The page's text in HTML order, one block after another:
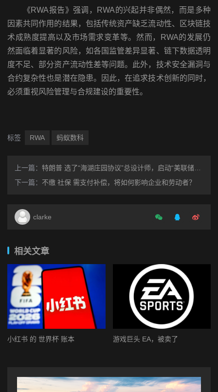
《RWA报告》强调，RWA的兴起并非偶然，而是多种
因素共同作用的结果，包括传统资产缺乏流动性、区块链技
术成熟度提高以及市场需求变革等。然而，RWA的发展仍
然面临着显著的风险，如各国监管差异显著、链下数据透明
度不足、部分资产流动性差等问题。此外，技术安全漏洞与
合约复杂性也是潜在隐患。因此，在追求技术创新的同时，
必须重视风险管理与合规建设的重要性。
标签 RWA 蚂蚁数科
上一篇： 特朗普 选了“海湖庄园协议”总设计师，启动“美联储MAGA化”？
下一篇： 不缴 社保 需支付补偿，将如何影响企业和劳动者？
clarke
相关文章
小红书 的 世界杯 账本 游戏巨头 EA，被卖了